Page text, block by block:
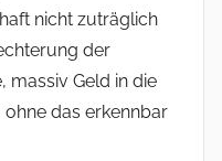
nicht zuträglich
der
massiv Geld in die
das erkennbar